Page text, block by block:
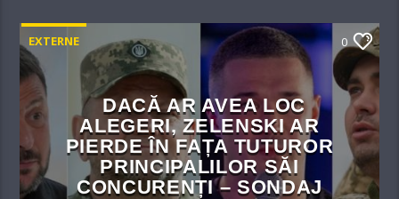
EXTERNE 0
DACĂ AR AVEA LOC
ALEGERI, ZELENSKI AR
PIERDE ÎN FAȚA TUTUROR
PRINCIPALILOR SĂI
CONCURENȚI – SONDAJ